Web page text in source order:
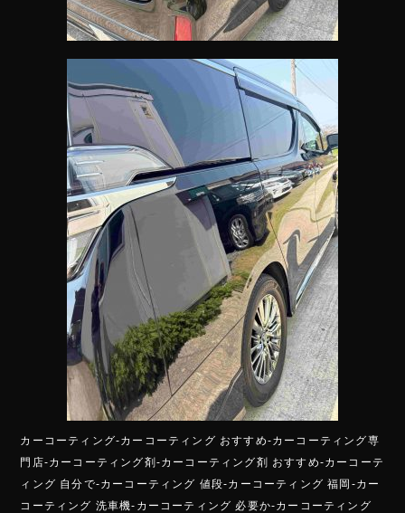
カーコーティング-カーコーティング おすすめ-カーコーティング専
門店-カーコーティング剤-カーコーティング剤 おすすめ-カーコーテ
ィング 自分で-カーコーティング 値段-カーコーティング 福岡-カー
コーティング 洗車機-カーコーティング 必要か-カーコーティング